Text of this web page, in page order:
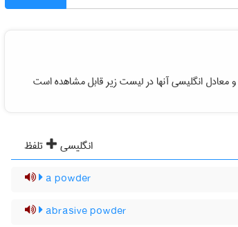
و معادل انگلیسی آنها در لیست زیر قابل مشاهده است
انگلیسی
تلفظ
a powder
abrasive powder